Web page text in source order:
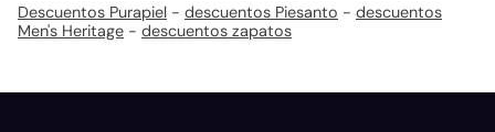
Descuentos Purapiel - descuentos Piesanto - descuentos
Men's Heritage - descuentos zapatos